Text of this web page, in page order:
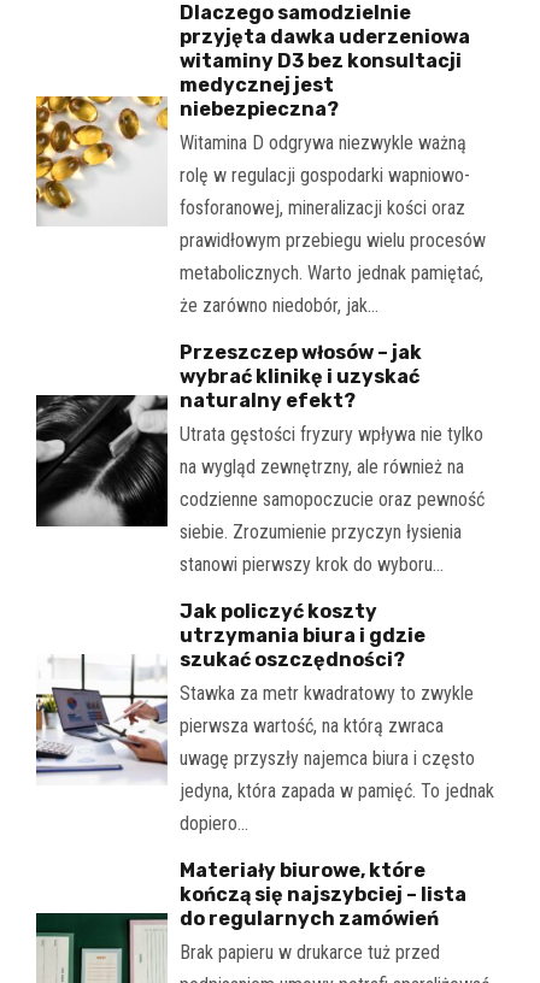
Dlaczego samodzielnie
przyjęta dawka uderzeniowa
witaminy D3 bez konsultacji
medycznej jest
niebezpieczna?
Witamina D odgrywa niezwykle ważną
rolę w regulacji gospodarki wapniowo-
fosforanowej, mineralizacji kości oraz
prawidłowym przebiegu wielu procesów
metabolicznych. Warto jednak pamiętać,
że zarówno niedobór, jak…
Przeszczep włosów – jak
wybrać klinikę i uzyskać
naturalny efekt?
Utrata gęstości fryzury wpływa nie tylko
na wygląd zewnętrzny, ale również na
codzienne samopoczucie oraz pewność
siebie. Zrozumienie przyczyn łysienia
stanowi pierwszy krok do wyboru…
Jak policzyć koszty
utrzymania biura i gdzie
szukać oszczędności?
Stawka za metr kwadratowy to zwykle
pierwsza wartość, na którą zwraca
uwagę przyszły najemca biura i często
jedyna, która zapada w pamięć. To jednak
dopiero…
Materiały biurowe, które
kończą się najszybciej – lista
do regularnych zamówień
Brak papieru w drukarce tuż przed